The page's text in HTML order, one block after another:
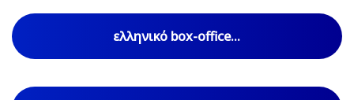
ελληνικό box-office...